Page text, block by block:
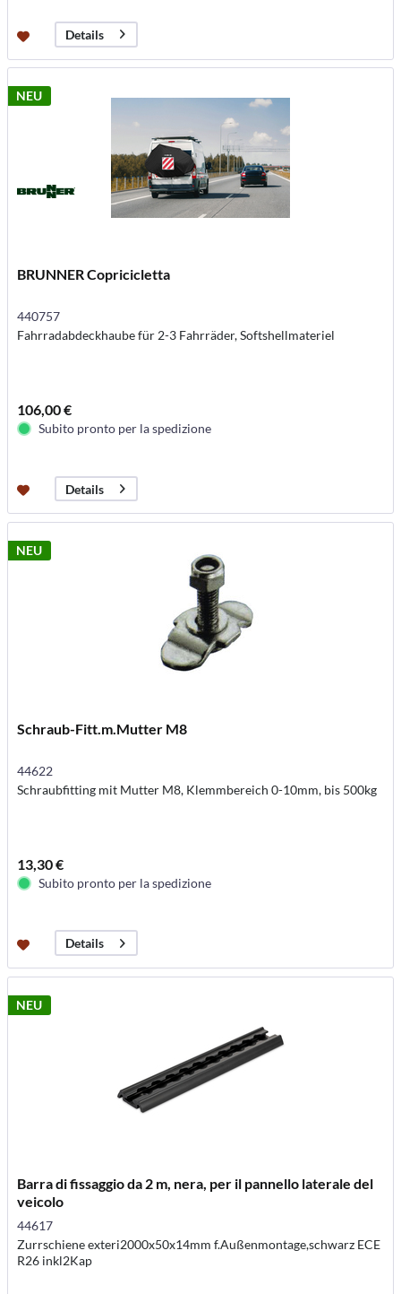
Details
NEU
BRUNNER Copricicletta
440757
Fahrradabdeckhaube für 2-3 Fahrräder, Softshellmateriel
106,00 €
Subito pronto per la spedizione
Details
NEU
Schraub-Fitt.m.Mutter M8
44622
Schraubfitting mit Mutter M8, Klemmbereich 0-10mm, bis 500kg
13,30 €
Subito pronto per la spedizione
Details
NEU
Barra di fissaggio da 2 m, nera, per il pannello laterale del
veicolo
44617
Zurrschiene exteri2000x50x14mm f.Außenmontage,schwarz ECE
R26 inkl2Kap